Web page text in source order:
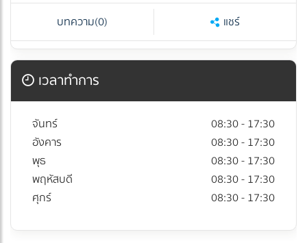
บทความ(0) แชร์
เวลาทำการ
จันทร์
08:30 - 17:30
อังคาร
08:30 - 17:30
พุธ
08:30 - 17:30
พฤหัสบดี
08:30 - 17:30
ศุกร์
08:30 - 17:30